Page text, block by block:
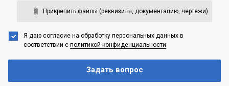
Прикрепить файлы (реквизиты, документацию, чертежи)
Я даю согласие на обработку персональных данных в
соответствии с политикой конфиденциальности